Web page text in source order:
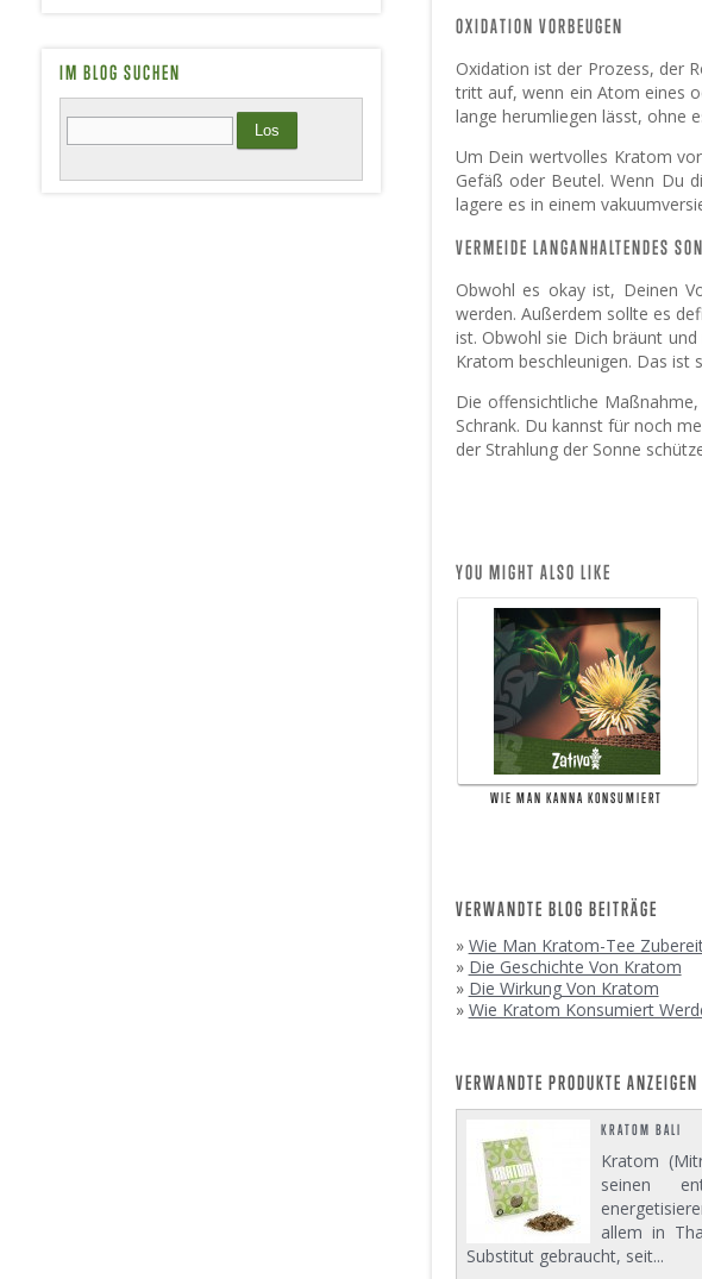
OXIDATION VORBEUGEN
Oxidation ist der Prozess, der
tritt auf, wenn ein Atom eines
lange herumliegen lässt, ohne
Um Dein wertvolles Kratom
Gefäß oder Beutel. Wenn Du
lagere es in einem
VERMEIDE LANGANHALTENDES
Obwohl es okay ist, Deinen
werden. Außerdem sollte es
ist. Obwohl sie Dich bräunt
Kratom beschleunigen. Das ist
Die offensichtliche
Schrank. Du kannst für noch
der Strahlung der Sonne
YOU MIGHT ALSO LIKE
WIE MAN KANNA KONSUMIERT
VERWANDTE BLOG BEITRÄGE
» Wie Man Kratom-Tee
» Die Geschichte Von Kratom
» Die Wirkung Von Kratom
» Wie Kratom Konsumiert
VERWANDTE PRODUKTE ANZEIGEN
KRATOM BALI
Kratom
seinen
allem in
Substitut gebraucht, seit...
IM BLOG SUCHEN